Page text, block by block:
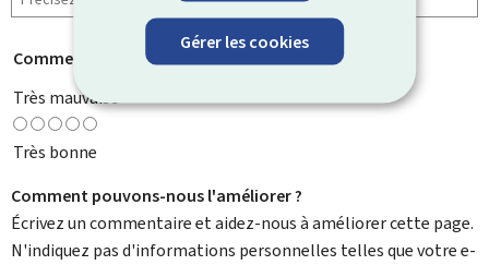
Gérer les cookies
Comment évaluez-vous cette page ?
Très mauvaise
Très bonne
Comment pouvons-nous l'améliorer ?
Écrivez un commentaire et aidez-nous à améliorer cette page.
N'indiquez pas d'informations personnelles telles que votre e-